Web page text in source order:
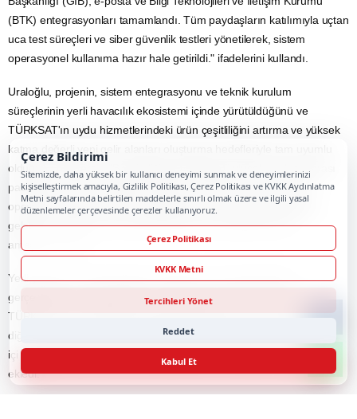
anlattı.
"Faturalama için GİB, e-posta veBTK
Proje kapsamında kritik öneme sahip Derin Paket İncelemesi
Sistemi'nin satın alma süreçlerinin tamamlandığı bilgisini veren
Uraloğlu, "Yazılım geliştirme ve konfigürasyon hizmetlerinin kabulü ile
sistem devreye alındı. Bunlara ek olarak faturalama,Gelir İdaresi
Başkanlığı(GİB), e-posta ve Bilgi Teknolojileri veİletişimKurumu
(BTK) entegrasyonları tamamlandı. Tüm paydaşların katılımıyla uçtan
uca test süreçleri vesiber güvenliktestleri yönetilerek, sistem
operasyonel kullanıma hazır hale getirildi." ifadelerini kullandı.
Uraloğlu, projenin, sistem entegrasyonu ve teknik kurulum
süreçlerinin yerli havacılık ekosistemi içinde yürütüldüğünü ve
TÜRKSAT'ın uydu hizmetlerindeki ürün çeşitliliğini artırma ve yüksek
katma değerli yeni gelir alanları oluşturma hedefleriyle tam uyumlu
olduğunu belirterek, "Bu işbirliğiyle TÜRKSAT, ulusal ve uluslararası
pazarlarda uçak içi bağlantı çözümleri sunabilen küresel uydu
operatörü olarak konumunu güçlendirmeyi ve benzer hizmetleri
Çerez Bildirimi
Sitemizde, daha yüksek bir kullanıcı deneyimi sunmak ve deneyimlerinizi
kişiselleştirmek amacıyla, Gizlilik Politikası, Çerez Politikası ve KVKK Aydınlatma
Metni sayfalarında belirtilen maddelerle sınırlı olmak üzere ve ilgili yasal
düzenlemeler çerçevesinde çerezler kullanıyoruz.
Çerez Politikası
KVKK Metni
Tercihleri Yönet
Reddet
Kabul Et